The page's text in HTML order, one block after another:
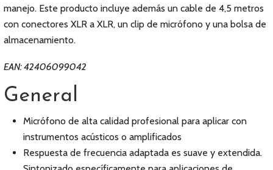
manejo. Este producto incluye además un cable de 4,5 metros
con conectores XLR a XLR, un clip de micrófono y una bolsa de
almacenamiento.
EAN: 42406099042
General
Micrófono de alta calidad profesional para aplicar con
instrumentos acústicos o amplificados
Respuesta de frecuencia adaptada es suave y extendida.